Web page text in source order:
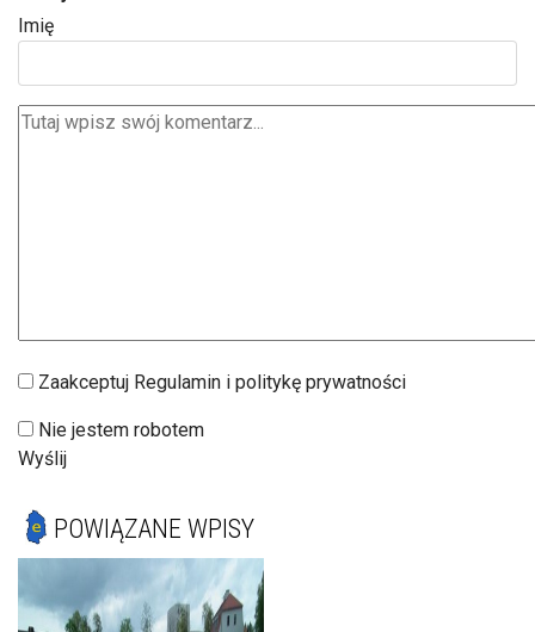
Imię
Zaakceptuj Regulamin i politykę prywatności
Nie jestem robotem
Wyślij
POWIĄZANE WPISY